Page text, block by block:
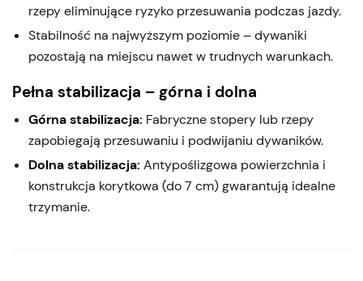
rzepy eliminujące ryzyko przesuwania podczas jazdy.
Stabilność na najwyższym poziomie – dywaniki
pozostają na miejscu nawet w trudnych warunkach.
Pełna stabilizacja – górna i dolna
Górna stabilizacja: Fabryczne stopery lub rzepy
zapobiegają przesuwaniu i podwijaniu dywaników.
Dolna stabilizacja: Antypoślizgowa powierzchnia i
konstrukcja korytkowa (do 7 cm) gwarantują idealne
trzymanie.